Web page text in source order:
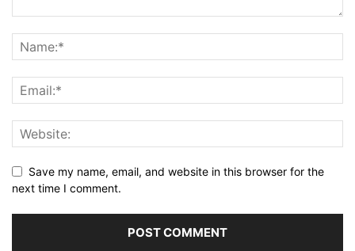
Save my name, email, and website in this browser for the
next time I comment.